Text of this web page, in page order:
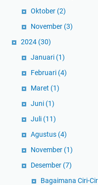
Oktober (2)
November (3)
2024 (30)
Januari (1)
Februari (4)
Maret (1)
Juni (1)
Juli (11)
Agustus (4)
November (1)
Desember (7)
Bagaimana Ciri-